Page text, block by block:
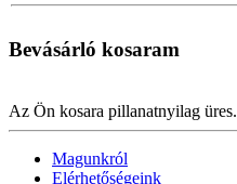
Bevásárló kosaram
Az Ön kosara pillanatnyilag üres.
Magunkról
Elérhetőségeink